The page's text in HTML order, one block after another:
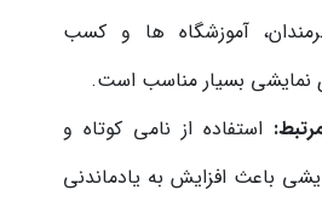
آموزشگاه ها و کسب
نمایشی بسیار مناسب است.
استفاده از نامی کوتاه و
باعث افزایش به یادماندنی